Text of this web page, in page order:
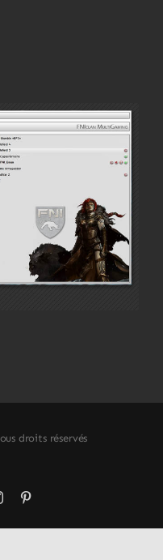
droits réservés
InstagramPinterest